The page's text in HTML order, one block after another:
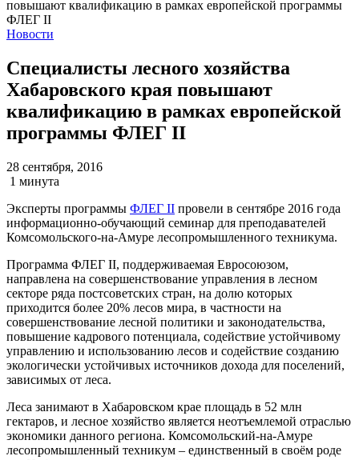
Новости
Специалисты лесного хозяйства
Хабаровского края повышают
квалификацию в рамках европейской
программы ФЛЕГ II
28 сентября, 2016
1 минута
Эксперты программы ФЛЕГ II провели в сентябре 2016 года
информационно-обучающий семинар для преподавателей
Комсомольского-на-Амуре лесопромышленного техникума.
Программа ФЛЕГ II, поддерживаемая Евросоюзом,
направлена на совершенствование управления в лесном
секторе ряда постсоветских стран, на долю которых
приходится более 20% лесов мира, в частности на
совершенствование лесной политики и законодательства,
повышение кадрового потенциала, содействие устойчивому
управлению и использованию лесов и содействие созданию
экологически устойчивых источников дохода для поселений,
зависимых от леса.
Леса занимают в Хабаровском крае площадь в 52 млн
гектаров, и лесное хозяйство является неотъемлемой отраслью
экономики данного региона. Комсомольский-на-Амуре
лесопромышленный техникум – единственный в своём роде